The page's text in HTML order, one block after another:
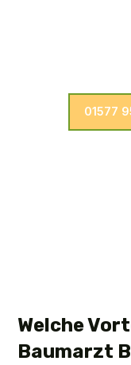
01577
Welche
Baumarzt